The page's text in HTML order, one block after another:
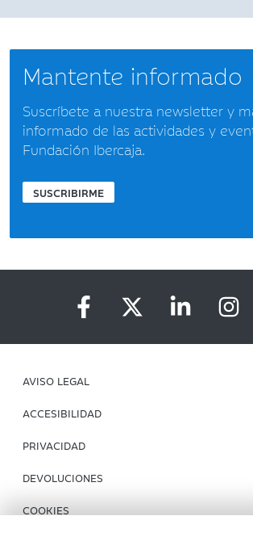
Mantente informado
Suscríbete a nuestra newsletter y
informado de las actividades y
Fundación Ibercaja.
SUSCRIBIRME
AVISO LEGAL
ACCESIBILIDAD
PRIVACIDAD
DEVOLUCIONES
COOKIES